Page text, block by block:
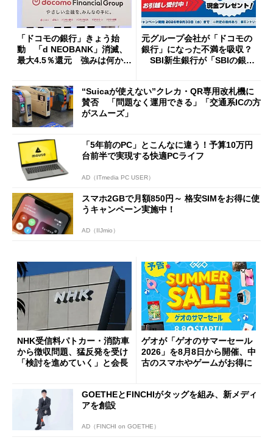
「ドコモの銀行」きょう始
動 「d NEOBANK」消滅、
最大4.5％還元 強みは何か解
元グループ会社が「ドコモの
銀行」になった不満を吸収？
SBI新生銀行が「SBIの銀
開催
“Suicaが使えない”クレカ・QR専用改札機に
賛否 「問題なく運用できる」「交通系ICの方
がスムーズ」
「5年前のPC」とこんなに違う！予算10万円
台前半で実現する快適PCライフ
AD（ITmedia PC USER）
スマホ2GBで月額850円～ 格安SIMをお得に使
うキャンペーン実施中！
AD（IIJmio）
NHK受信料パトカー・消防車
から徴収問題、猛反発を受け
「検討を進めていく」と会長
ゲオが「ゲオのサマーセール
2026」を8月8日から開催、中
古のスマホやゲームがお得に
GOETHEとFINCHIがタッグを組み、新メディ
アを創設
AD（FINCHI on GOETHE）